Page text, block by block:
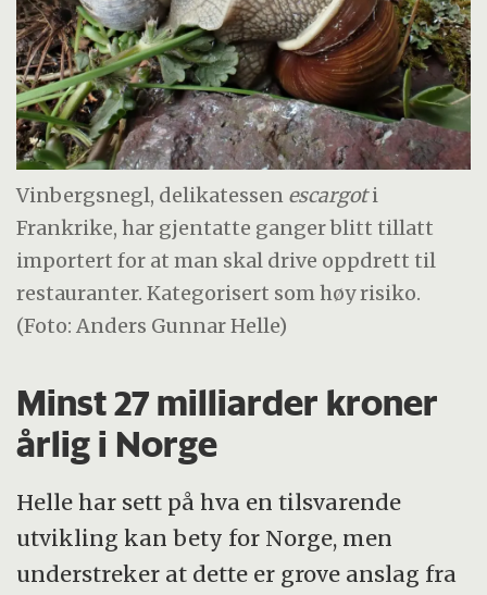
Vinbergsnegl, delikatessen escargoti
Frankrike, har gjentatte ganger blitt tillatt
importert for at man skal drive oppdrett til
restauranter. Kategorisert som høy risiko.
(Foto: Anders Gunnar Helle)
Minst 27 milliarder kroner
årlig i Norge
Helle har sett på hva en tilsvarende
utvikling kan bety for Norge, men
understreker at dette er grove anslag fra